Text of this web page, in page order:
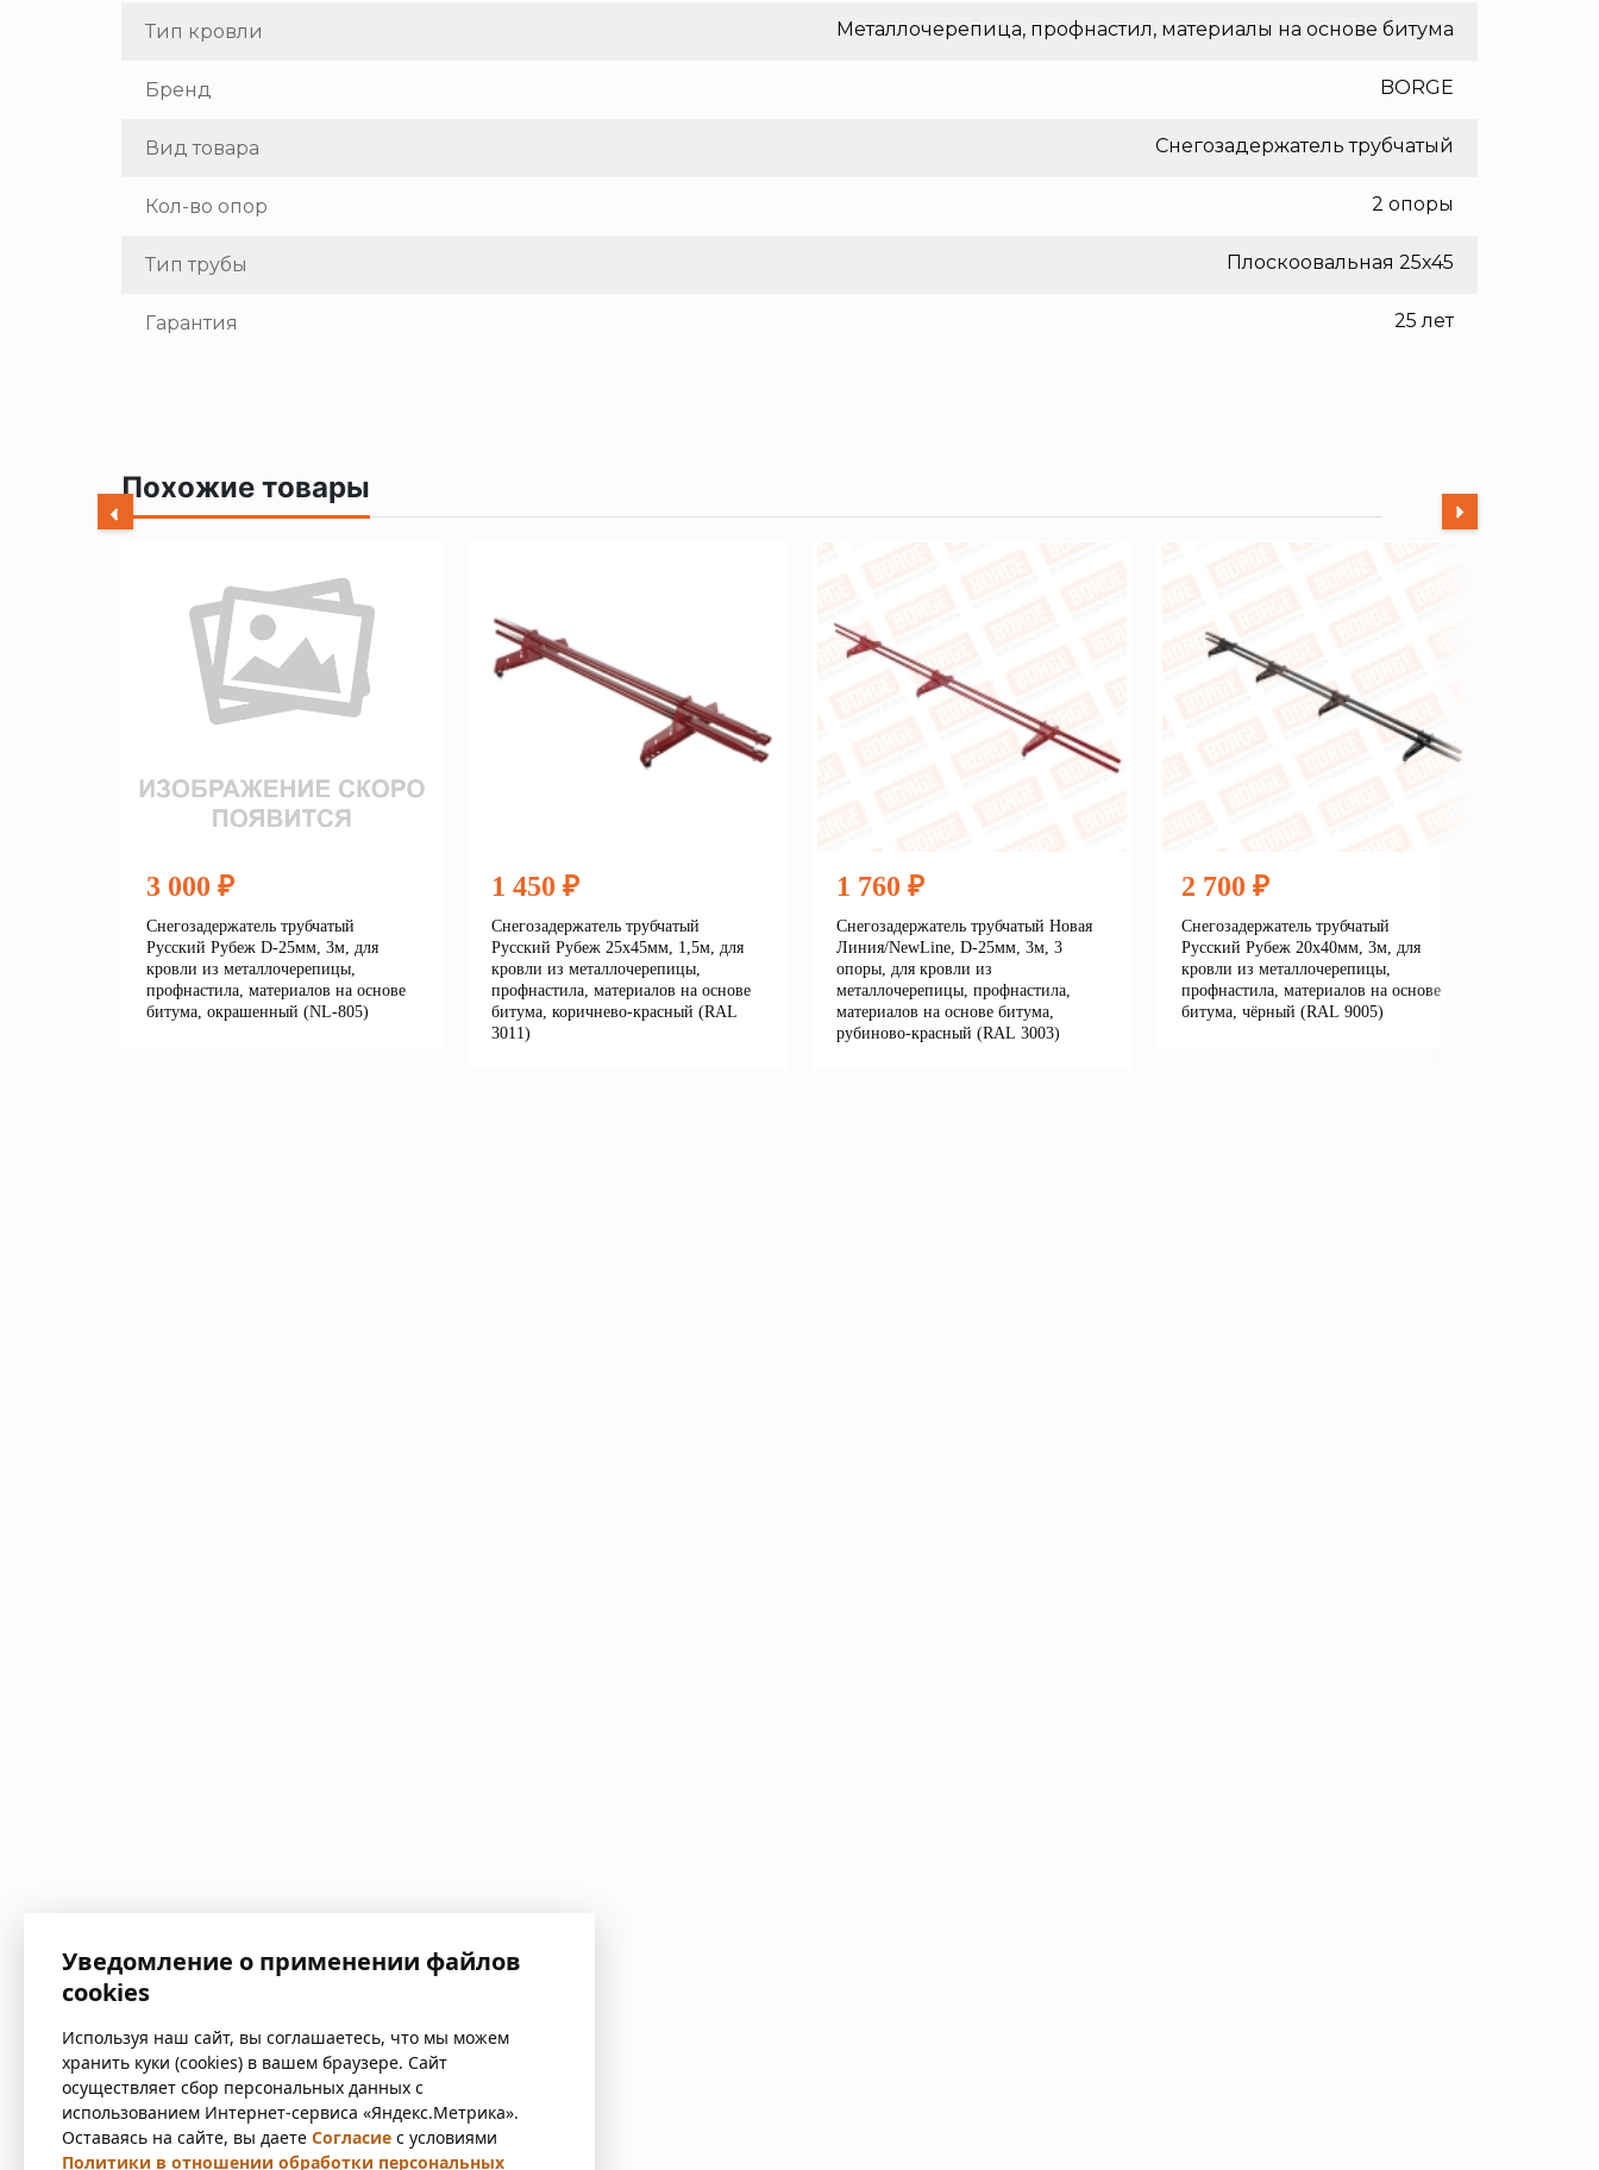
Тип кровли Металлочерепица, профнастил, материалы на основе битума
Бренд BORGE
Вид товара Снегозадержатель трубчатый
Кол-во опор 2 опоры
Тип трубы Плоскоовальная 25х45
Гарантия 25 лет
Похожие товары
3 000 ₽
Снегозадержатель трубчатый
Русский Рубеж D-25мм, 3м, для
кровли из металлочерепицы,
профнастила, материалов на основе
битума, окрашенный (NL-805)
1 450 ₽
Снегозадержатель трубчатый
Русский Рубеж 25х45мм, 1,5м, для
кровли из металлочерепицы,
профнастила, материалов на основе
битума, коричнево-красный (RAL
3011)
1 760 ₽
Снегозадержатель трубчатый Новая
Линия/NewLine, D-25мм, 3м, 3
опоры, для кровли из
металлочерепицы, профнастила,
материалов на основе битума,
рубиново-красный (RAL 3003)
2 700 ₽
Снегозадержатель трубчатый
Русский Рубеж 20х40мм, 3м, для
кровли из металлочерепицы,
профнастила, материалов на основе
битума, чёрный (RAL 9005)
Уведомление о применении файлов
cookies
Используя наш сайт, вы соглашаетесь, что мы можем
хранить куки (cookies) в вашем браузере. Сайт
осуществляет сбор персональных данных с
использованием Интернет-сервиса «Яндекс.Метрика».
Оставаясь на сайте, вы даете Согласие с условиями
Политики в отношении обработки персональных